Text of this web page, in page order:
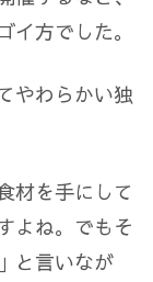
方でした。
やわらかい独
材を手にして
よね。でもそ
と言いなが